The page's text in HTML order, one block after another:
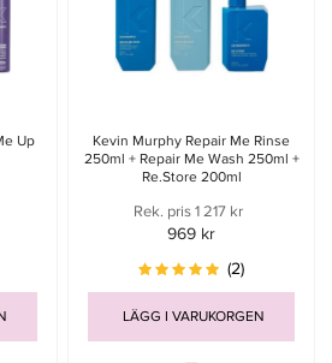
Up
Kevin Murphy Repair Me Rinse
250ml + Repair Me Wash 250ml +
Re.store 200ml
Rek. pris 1 217 kr
969 kr
(2)
LÄGG I VARUKORGEN